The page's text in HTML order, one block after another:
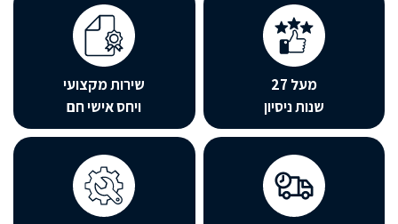
שנות ניסיון
שירות מקצועי
ויחס אישי חם